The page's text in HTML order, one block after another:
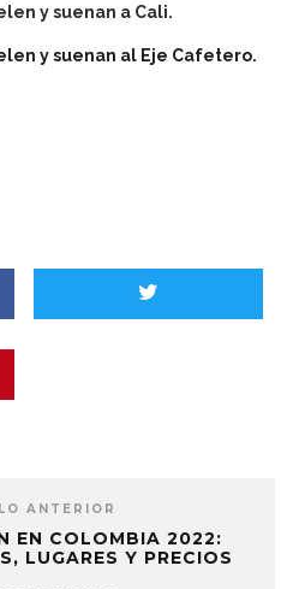
y suenan a Cali.
y suenan al Eje Cafetero.
ANTERIOR
EN COLOMBIA 2022:
LUGARES Y PRECIOS